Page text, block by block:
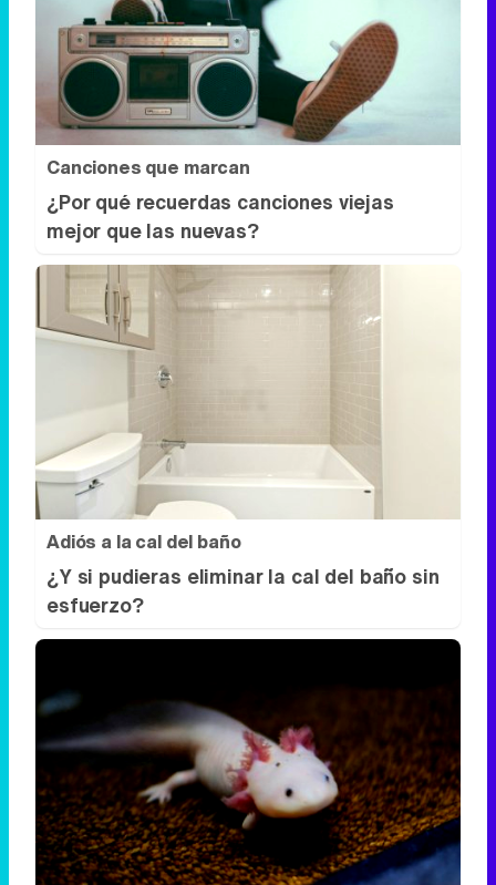
Pasaportes que abren puertas
Los pasaportes más poderosos del
mundo, ¿está el tuyo?
¿Por qué recuerdas canciones viejas
mejor que las nuevas?
Adiós a la cal del baño
¿Y si pudieras eliminar la cal del baño sin
esfuerzo?